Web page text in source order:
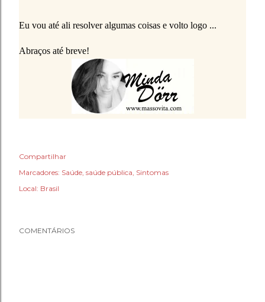
Eu vou até ali resolver algumas coisas e volto logo ...
Abraços até breve!
Compartilhar
Marcadores: Saúde saúde pública Sintomas
Local: Brasil
COMENTÁRIOS